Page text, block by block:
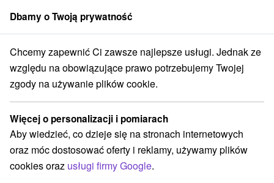
członek grupySorger
kraj Holíč Mestské múzeum, Holičský zámok a galéria Holíč
Mestské múzeum, Holičský zámok
a galéria Holíč
Wyświetl stronę internetową Przejdź do
Dbamy o Twoją prywatność
Chcemy zapewnić Ci zawsze najlepsze usługi. Jednak ze
względu na obowiązujące prawo potrzebujemy Twojej
zgody na używanie plików cookie.
Więcej o personalizacji i pomiarach
Aby wiedzieć, co dzieje się na stronach internetowych
oraz móc dostosować oferty i reklamy, używamy plików
cookies oraz usługi firmy Google.